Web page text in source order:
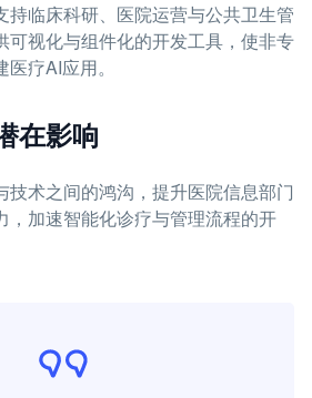
持临床科研、医院运营与公共卫生管
可视化与组件化的开发工具，使非专
疗AI应用。
在影响
技术之间的鸿沟，提升医院信息部门
，加速智能化诊疗与管理流程的开